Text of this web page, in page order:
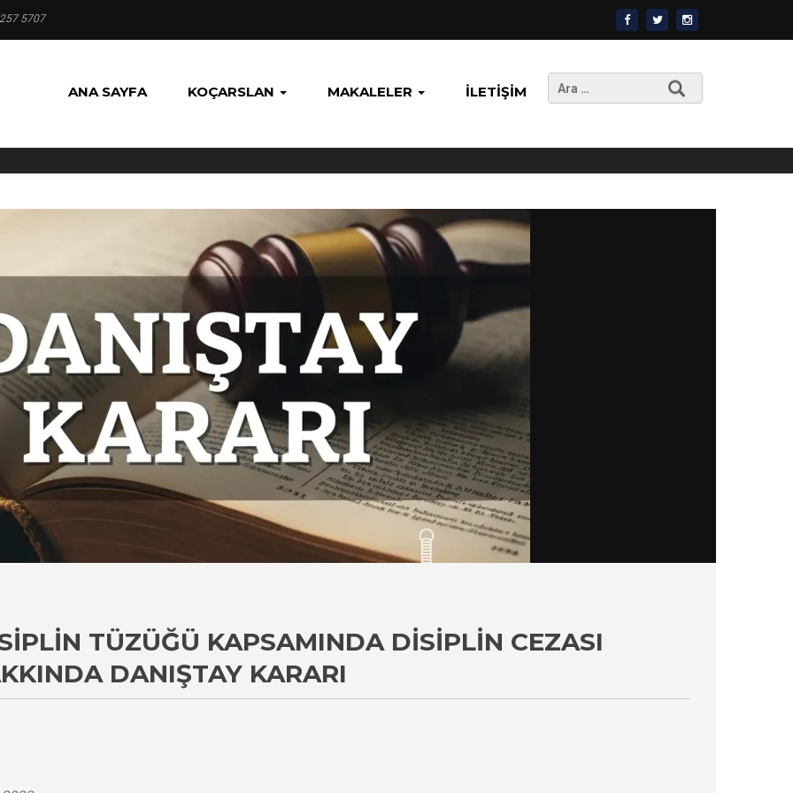
5707
ANA SAYFA KOÇARSLAN MAKALELER İLETIŞIM
Arama:
TÜZÜĞÜ KAPSAMINDA DISIPLIN CEZASI
DANIŞTAY KARARI